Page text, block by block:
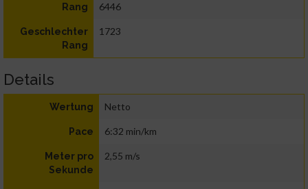
Rang 6446
Geschlechter
Rang
1723
Details
Wertung Netto
Pace 6:32 min/km
Meter pro
Sekunde
2,55 m/s